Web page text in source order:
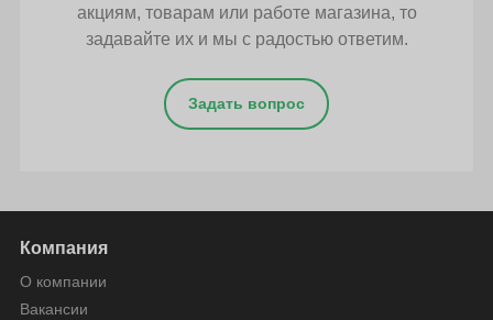
акциям, товарам или работе магазина, то
задавайте их и мы с радостью ответим.
Задать вопрос
Компания
О компании
Вакансии